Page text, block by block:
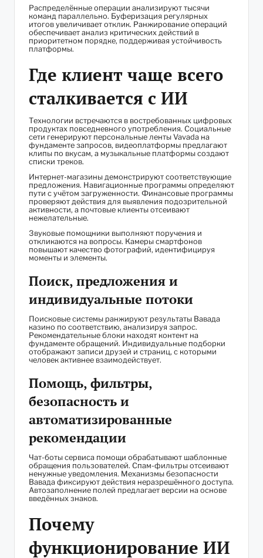
Распределённые операции анализируют тысячи
команд параллельно. Буферизация регулярных
итогов увеличивает отклик. Ранжирование операций
обеспечивает анализ критических действий в
приоритетном порядке, поддерживая устойчивость
платформы.
Где клиент чаще всего
сталкивается с ИИ
Технологии встречаются в востребованных цифровых
продуктах повседневного употребления. Социальные
сети генерируют персональные ленты Vavada на
фундаменте запросов, видеоплатформы предлагают
клипы по вкусам, а музыкальные платформы создают
списки треков.
Интернет-магазины демонстрируют соответствующие
предложения. Навигационные программы определяют
пути с учётом загруженности. Финансовые программы
проверяют действия для выявления подозрительной
активности, а почтовые клиенты отсеивают
нежелательные.
Звуковые помощники выполняют поручения и
откликаются на вопросы. Камеры смартфонов
повышают качество фотографий, идентифицируя
моменты и элементы.
Поиск, предложения и
индивидуальные потоки
Поисковые системы ранжируют результаты Вавада
казино по соответствию, анализируя запрос.
Рекомендательные блоки находят контент на
фундаменте обращений. Индивидуальные подборки
отображают записи друзей и страниц, с которыми
человек активнее взаимодействует.
Помощь, фильтры,
безопасность и
автоматизированные
рекомендации
Чат-боты сервиса помощи обрабатывают шаблонные
обращения пользователей. Спам-фильтры отсеивают
ненужные уведомления. Механизмы безопасности
Вавада фиксируют действия неразрешённого доступа.
Автозаполнение полей предлагает версии на основе
введённых знаков.
Почему
функционирование ИИ